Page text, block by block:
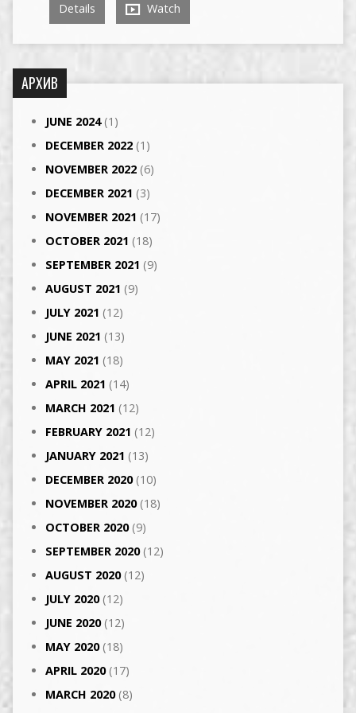
Details Watch
АРХИВ
JUNE 2024(1)
DECEMBER 2022 (1)
NOVEMBER 2022 (6)
DECEMBER 2021 (3)
NOVEMBER 2021 (17)
OCTOBER 2021 (18)
SEPTEMBER 2021 (9)
AUGUST 2021 (9)
JULY 2021 (12)
JUNE 2021 (13)
MAY 2021 (18)
APRIL 2021 (14)
MARCH 2021 (12)
FEBRUARY 2021 (12)
JANUARY 2021 (13)
DECEMBER 2020(10)
NOVEMBER 2020(18)
OCTOBER 2020(9)
SEPTEMBER 2020(12)
AUGUST 2020(12)
JULY 2020(12)
JUNE 2020(12)
MAY 2020(18)
APRIL 2020(17)
MARCH 2020(8)